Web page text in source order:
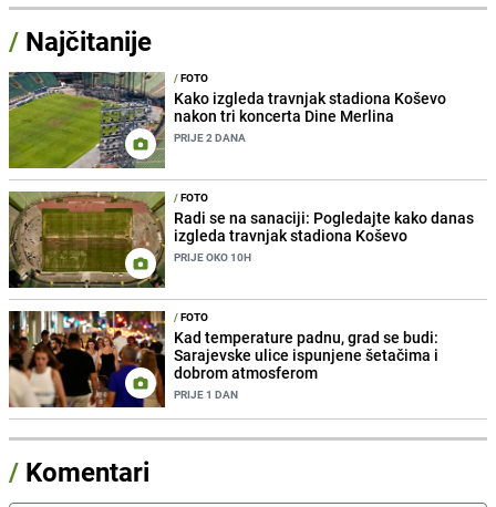
/ Najčitanije
/FOTO
Kako izgleda travnjak stadiona Koševo
nakon tri koncerta Dine Merlina
PRIJE 2 DANA
/FOTO
Radi se na sanaciji: Pogledajte kako danas
izgleda travnjak stadiona Koševo
PRIJE OKO 10H
/FOTO
Kad temperature padnu, grad se budi:
Sarajevske ulice ispunjene šetačima i
dobrom atmosferom
PRIJE 1 DAN
/ Komentari